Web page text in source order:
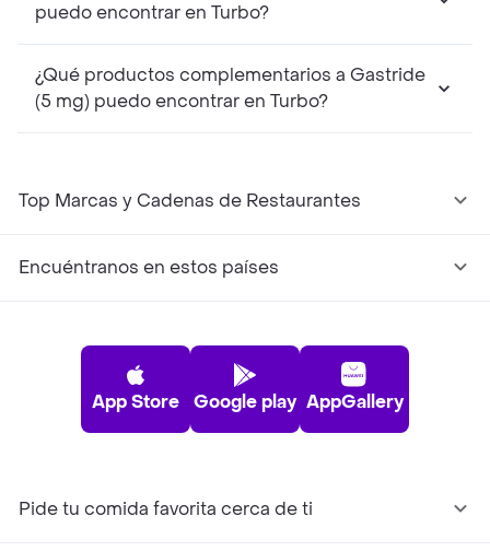
puedo encontrar en Turbo?
¿Qué productos complementarios a Gastride
(5 mg) puedo encontrar en Turbo?
Top Marcas y Cadenas de Restaurantes
Encuéntranos en estos países
App Store Google play AppGallery
Pide tu comida favorita cerca de ti